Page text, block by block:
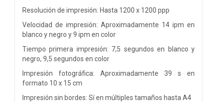
Resolución de impresión: Hasta 1200 x 1200 ppp
Velocidad de impresión: Aproximadamente 14 ipm en
blanco y negro y 9 ipm en color
Tiempo primera impresión: 7,5 segundos en blanco y
negro, 9,5 segundos en color
Impresión fotográfica: Aproximadamente 39 s en
formato 10 x 15 cm
Impresión sin bordes: Sí en múltiples tamaños hasta A4